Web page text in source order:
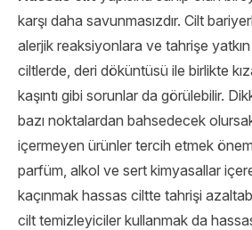
karşı daha savunmasızdır. Cilt
alerjik reaksiyonlara ve tahrişe
ciltlerde, deri döküntüsü ile birlikte
kaşıntı gibi sorunlar da görülebilir.
bazı noktalardan bahsedecek
içermeyen ürünler tercih etmek
parfüm, alkol ve sert kimyasallar
kaçınmak hassas ciltte tahrişi
cilt temizleyiciler kullanmak da